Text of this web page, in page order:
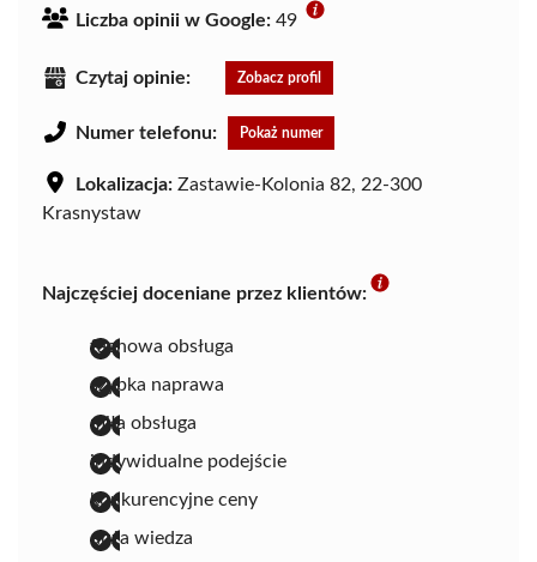
Liczba opinii w Google: 49
Czytaj opinie: Zobacz profil
Numer telefonu: Pokaż numer
Lokalizacja: Zastawie-Kolonia 82, 22-300
Krasnystaw
Najczęściej doceniane przez klientów:
fachowa obsługa
szybka naprawa
miła obsługa
indywidualne podejście
konkurencyjne ceny
duża wiedza